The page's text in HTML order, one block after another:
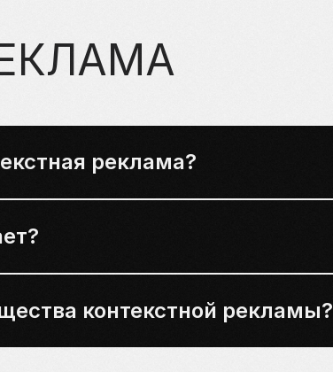
реклама?
контекстной рекламы?